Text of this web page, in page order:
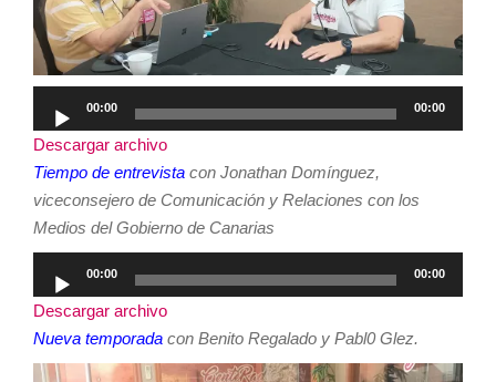
Reproductor
de
audio
00:00 00:00
Descargar archivo
Tiempo de entrevista con Jonathan Domínguez,
viceconsejero de Comunicación y Relaciones con los
Medios del Gobierno de Canarias
Reproductor
de
audio
00:00 00:00
Descargar archivo
Nueva temporada con Benito Regalado y Pabl0 Glez.